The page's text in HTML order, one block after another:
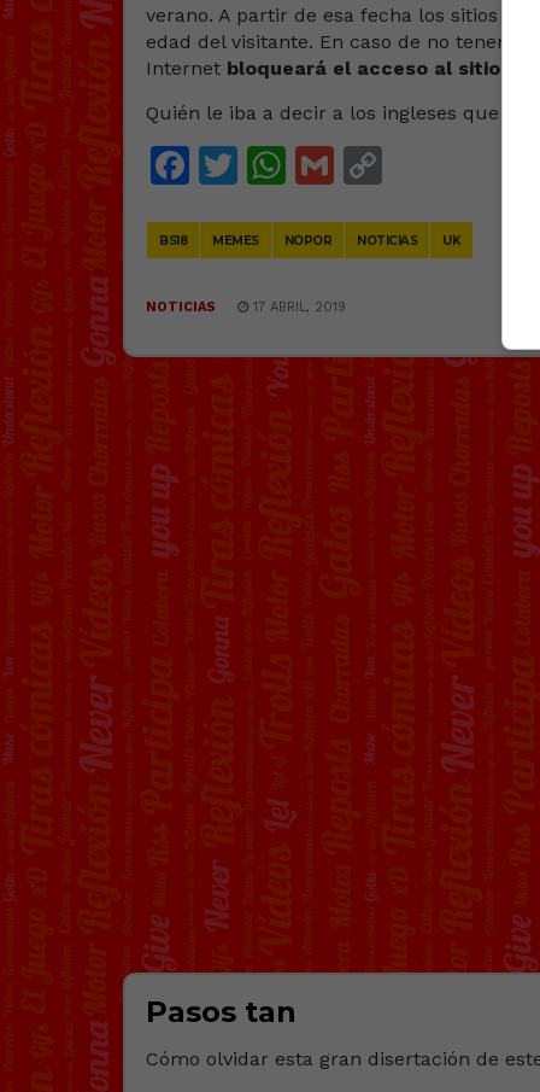
verano. A partir de esa fecha los sitios
edad del visitante. En caso de no tener la
Internet bloqueará el acceso al sitio.
Quién le iba a decir a los ingleses que el
Facebook
Twitter
WhatsApp
Gmail
BS18 MEMES NOPOR NOTICIAS UK
NOTICIAS 17 ABRIL, 2019
Pasos tan
Cómo olvidar esta gran disertación de